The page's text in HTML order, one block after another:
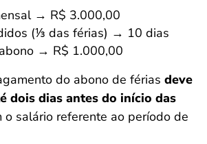
→ R$ 3.000,00
(⅓ das férias) → 10 dias
→ R$ 1.000,00
do abono de férias deve
dois dias antes do início das
o salário referente ao período de